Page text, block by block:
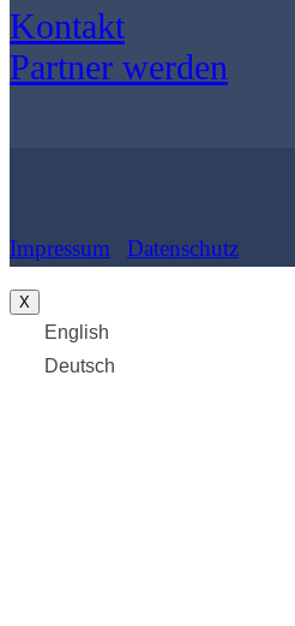
Kontakt
Partner werden
Impressum Datenschutz
X
English
Deutsch